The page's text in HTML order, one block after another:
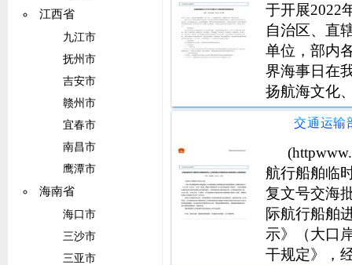
江西省
九江市
抚州市
吉安市
赣州市
宜春市
南昌市
鹰潭市
海南省
海口市
三沙市
三亚市
于开展2022
自治区、直
单位，部内
界海事日在
扬航海文化
世纪海上丝
泛的影响。
位，共
航行船舶临
复文号交海
际航行船舶
示》（大口
干规定》，